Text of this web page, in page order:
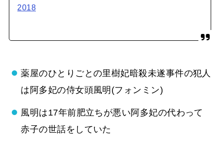
2018
薬屋のひとりごとの里樹妃暗殺未遂事件の犯人
は阿多妃の侍女頭風明(フォンミン)
風明は17年前肥立ちが悪い阿多妃の代わって
赤子の世話をしていた